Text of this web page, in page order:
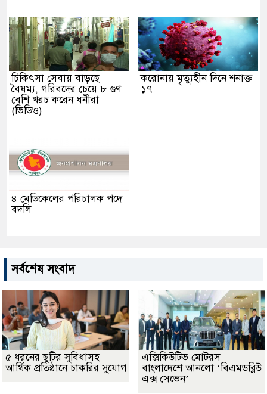
চিকিৎসা সেবায় বাড়ছে
বৈষম্য, গরিবদের চেয়ে ৮ গুণ
বেশি খরচ করেন ধনীরা
(ভিডিও)
করোনায় মৃত্যুহীন দিনে শনাক্ত
১৭
৪ মেডিকেলের পরিচালক পদে
বদলি
সর্বশেষ সংবাদ
৫ ধরনের ছুটির সুবিধাসহ
আর্থিক প্রতিষ্ঠানে চাকরির সুযোগ
এক্সিকিউটিভ মোটরস
বাংলাদেশে আনলো ‘বিএমডব্লিউ
এক্স সেভেন’